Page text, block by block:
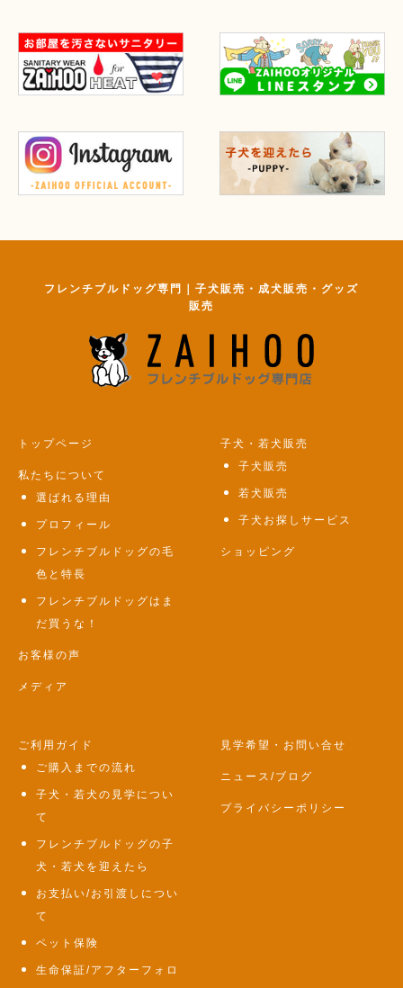
フレンチブルドッグ専門｜子犬販売・成犬販売・グッズ
販売
トップページ
私たちについて
選ばれる理由
プロフィール
フレンチブルドッグの毛
色と特長
フレンチブルドッグはま
だ買うな！
お客様の声
メディア
子犬・若犬販売
子犬販売
若犬販売
子犬お探しサービス
ショッピング
ご利用ガイド
ご購入までの流れ
子犬・若犬の見学につい
て
フレンチブルドッグの子
犬・若犬を迎えたら
お支払い/お引渡しについ
て
ペット保険
生命保証/アフターフォロ
見学希望・お問い合せ
ニュース/ブログ
プライバシーポリシー